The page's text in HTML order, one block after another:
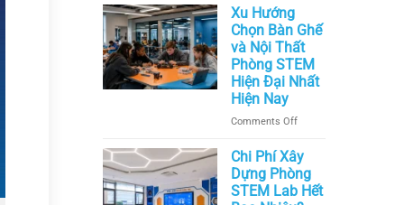
Xu Hướng
Chọn Bàn Ghế
và Nội Thất
Phòng STEM
Hiện Đại Nhất
Hiện Nay
Comments Offon
Hướng
Chọn
Bàn
Ghế
Chi Phí Xây
Dựng Phòng
STEM Lab Hết